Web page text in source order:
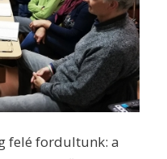
felé fordultunk: a